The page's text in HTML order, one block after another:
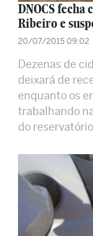
DNOCS
Ribeiro e
20/07/2015 09:02
Dezenas de
deixará de
enquanto os
trabalhando
do reservatório